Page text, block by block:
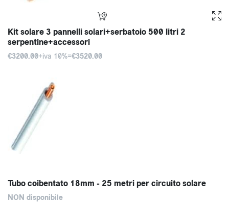
Kit solare 3 pannelli solari+serbatoio 500 litri 2
serpentine+accessori
€3200.00+iva 10%=€3520.00
Tubo coibentato 18mm - 25 metri per circuito solare
NON disponibile